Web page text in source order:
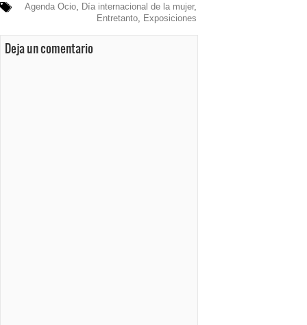
Agenda Ocio, Día internacional de la mujer,
Entretanto, Exposiciones
Deja un comentario